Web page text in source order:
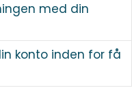
med din
konto inden for få